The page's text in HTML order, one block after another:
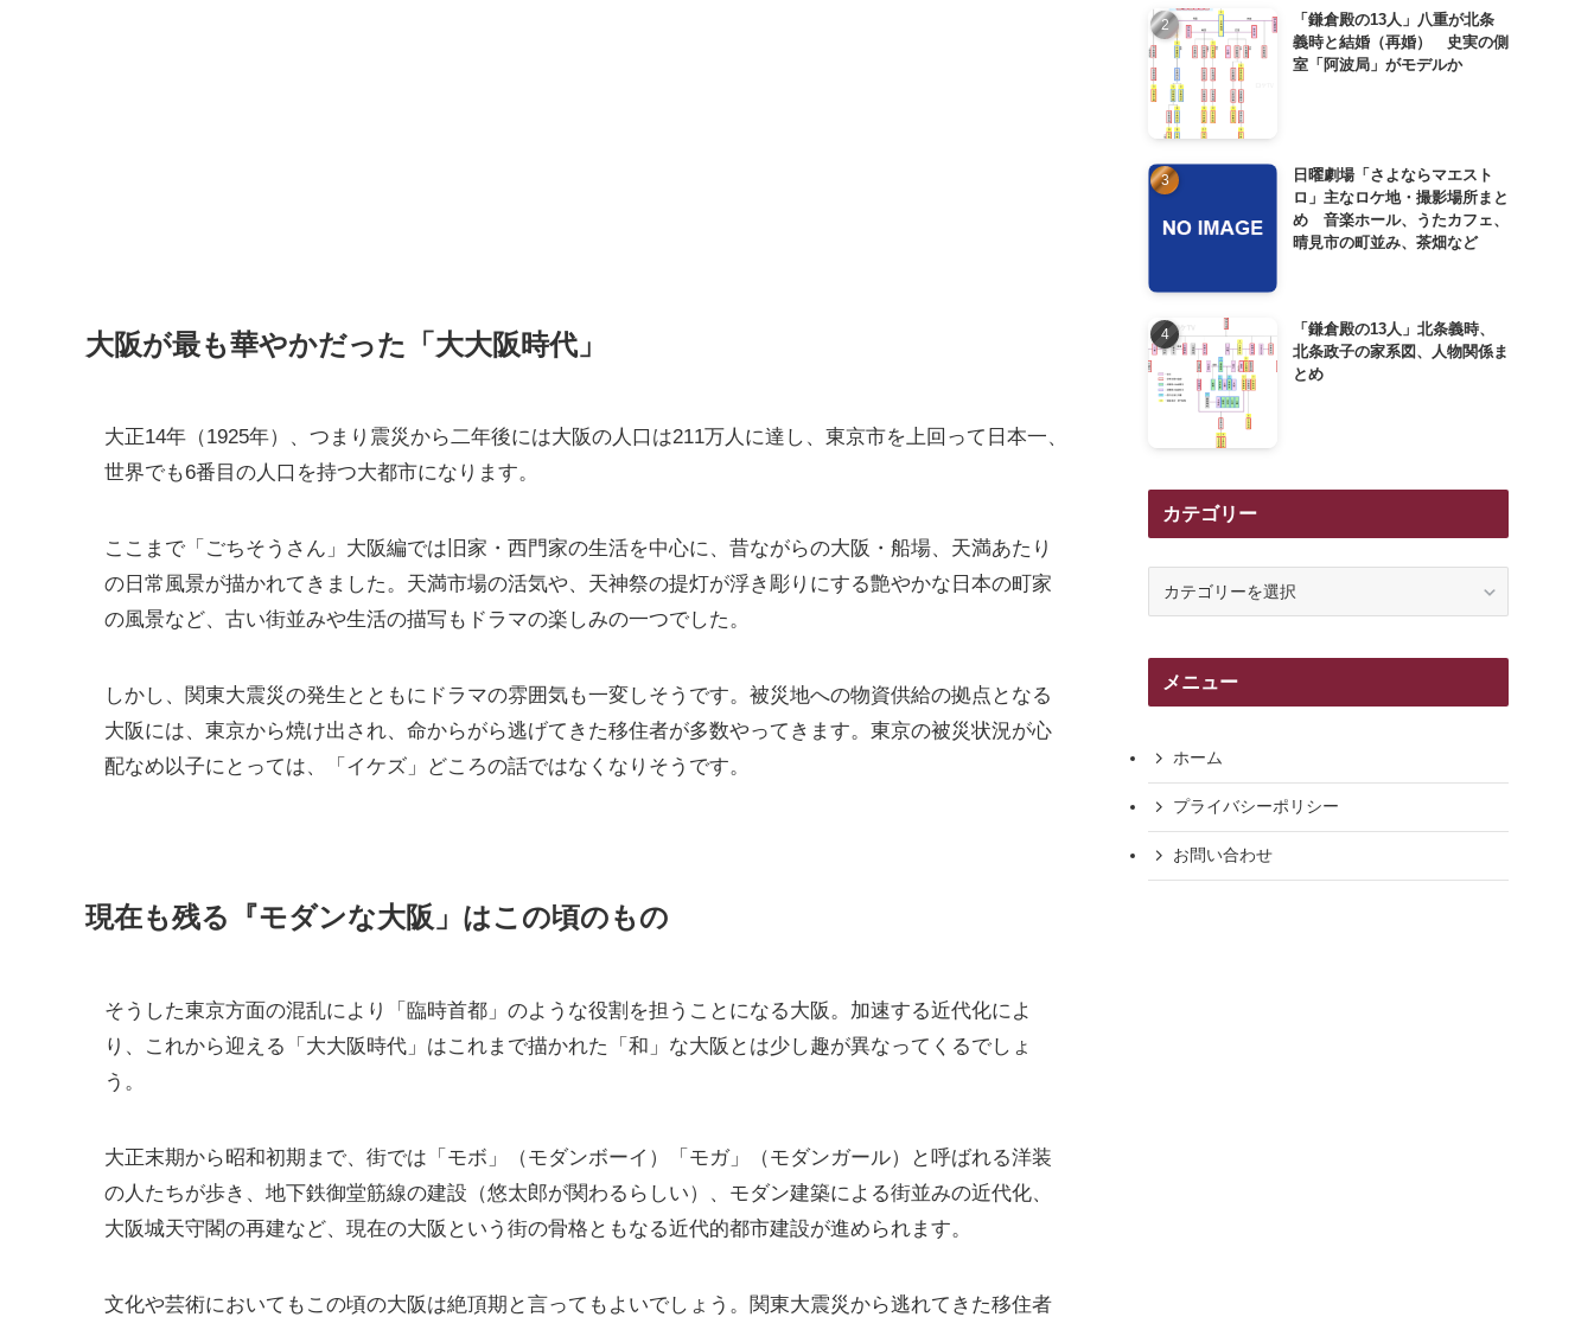
大阪が最も華やかだった「大大阪時代」
大正14年（1925年）、つまり震災から二年後には大阪の人口は211万人に達し、東京市を上回って日本一、
世界でも6番目の人口を持つ大都市になります。
ここまで「ごちそうさん」大阪編では旧家・西門家の生活を中心に、昔ながらの大阪・船場、天満あたり
の日常風景が描かれてきました。天満市場の活気や、天神祭の提灯が浮き彫りにする艶やかな日本の町家
の風景など、古い街並みや生活の描写もドラマの楽しみの一つでした。
しかし、関東大震災の発生とともにドラマの雰囲気も一変しそうです。被災地への物資供給の拠点となる
大阪には、東京から焼け出され、命からがら逃げてきた移住者が多数やってきます。東京の被災状況が心
配なめ以子にとっては、「イケズ」どころの話ではなくなりそうです。
現在も残る『モダンな大阪」はこの頃のもの
そうした東京方面の混乱により「臨時首都」のような役割を担うことになる大阪。加速する近代化によ
り、これから迎える「大大阪時代」はこれまで描かれた「和」な大阪とは少し趣が異なってくるでしょ
う。
大正末期から昭和初期まで、街では「モボ」（モダンボーイ）「モガ」（モダンガール）と呼ばれる洋装
の人たちが歩き、地下鉄御堂筋線の建設（悠太郎が関わるらしい）、モダン建築による街並みの近代化、
大阪城天守閣の再建など、現在の大阪という街の骨格ともなる近代的都市建設が進められます。
文化や芸術においてもこの頃の大阪は絶頂期と言ってもよいでしょう。関東大震災から逃れてきた移住者
「鎌倉殿の13人」八重が北条
義時と結婚（再婚） 史実の側
室「阿波局」がモデルか
日曜劇場「さよならマエスト
ロ」主なロケ地・撮影場所まと
め 音楽ホール、うたカフェ、
晴見市の町並み、茶畑など
「鎌倉殿の13人」北条義時、
北条政子の家系図、人物関係ま
とめ
カテゴリー
リ
メニュー
ホーム
プライバシーポリシー
お問い合わせ